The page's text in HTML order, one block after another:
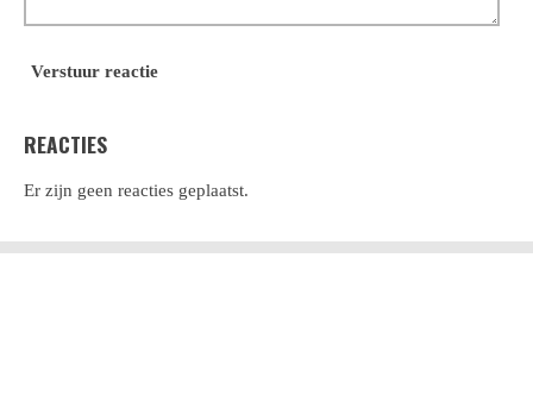
Verstuur reactie
REACTIES
Er zijn geen reacties geplaatst.